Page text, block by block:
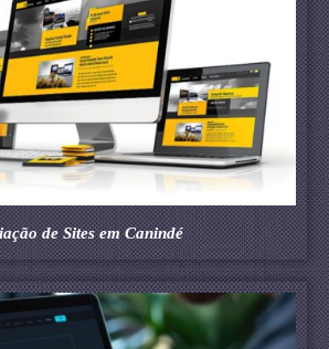
de Sites em Canindé